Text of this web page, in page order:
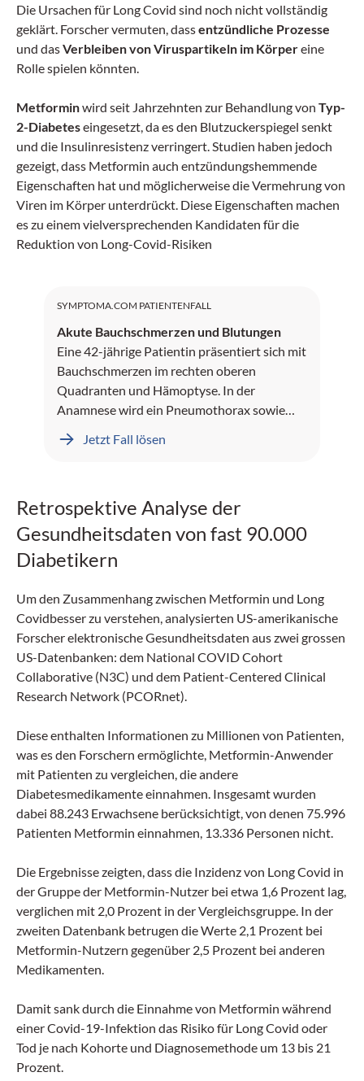
Die Ursachen für Long Covid sind noch nicht vollständig
geklärt. Forscher vermuten, dassentzündliche Prozesse
und dasVerbleiben von Viruspartikeln im Körpereine
Rolle spielen könnten.
Metforminwird seit Jahrzehnten zur Behandlung von Typ-
2-Diabeteseingesetzt, da es den Blutzuckerspiegel senkt
und die Insulinresistenz verringert. Studien haben jedoch
gezeigt, dass Metformin auch entzündungshemmende
Eigenschaften hat und möglicherweise die Vermehrung von
Viren im Körper unterdrückt. Diese Eigenschaften machen
es zu einem vielversprechenden Kandidaten für die
Reduktion von Long-Covid-Risiken​
SYMPTOMA.COM PATIENTENFALL
Akute Bauchschmerzen und Blutungen
Eine 42-jährige Patientin präsentiert sich mit
Bauchschmerzen im rechten oberen
Quadranten und Hämoptyse. In der
Anamnese wird ein Pneumothorax sowie
Jetzt Fall lösen
Retrospektive Analyse der
Gesundheitsdaten von fast 90.000
Diabetikern
Um den Zusammenhang zwischen Metformin und Long
Covidbesser zu verstehen, analysierten US-amerikanische
Forscher elektronische Gesundheitsdaten aus zwei grossen
US-Datenbanken: dem National COVID Cohort
Collaborative (N3C) und dem Patient-Centered Clinical
Research Network (PCORnet).
Diese enthalten Informationen zu Millionen von Patienten,
was es den Forschern ermöglichte, Metformin-Anwender
mit Patienten zu vergleichen, die andere
Diabetesmedikamente einnahmen. Insgesamt wurden
dabei 88.243 Erwachsene berücksichtigt, von denen 75.996
Patienten Metformin einnahmen, 13.336 Personen nicht.
Die Ergebnisse zeigten, dass die Inzidenz von Long Covid in
der Gruppe der Metformin-Nutzer bei etwa 1,6 Prozent lag,
verglichen mit 2,0 Prozent in der Vergleichsgruppe. In der
zweiten Datenbank betrugen die Werte 2,1 Prozent bei
Metformin-Nutzern gegenüber 2,5 Prozent bei anderen
Medikamenten​.
Damit sank durch die Einnahme von Metformin während
einer Covid-19-Infektion das Risiko für Long Covid oder
Tod je nach Kohorte und Diagnosemethode um 13 bis 21
Prozent.